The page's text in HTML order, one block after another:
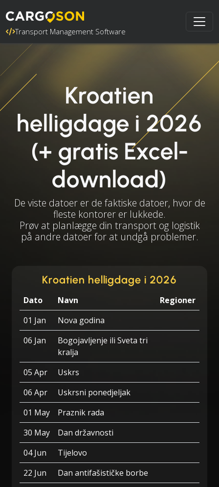
Transport Management Software
Kroatien
helligdage i 2026
(+ gratis Excel-
download)
De viste datoer er de faktiske datoer, hvor de
fleste kontorer er lukkede.
Prøv at planlægge din transport og logistik
på andre datoer for at undgå problemer.
Kroatien helligdage i 2026
Dato Navn
Regioner
01 Jan
Nova godina
06 Jan
Bogojavljenje ili Sveta tri
kralja
05 Apr
Uskrs
06 Apr
Uskrsni ponedjeljak
01 May
Praznik rada
30 May
Dan državnosti
04 Jun
Tijelovo
22 Jun
Dan antifašističke borbe